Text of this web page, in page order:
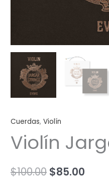
Cuerdas,Violín
Violín
$100.00 $85.00